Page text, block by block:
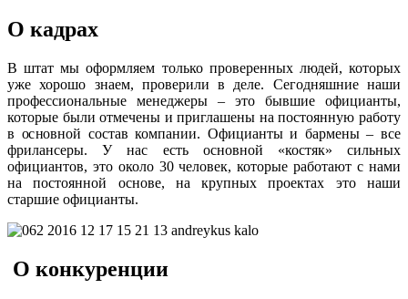
О кадрах
В штат мы оформляем только проверенных людей, которых
уже хорошо знаем, проверили в деле. Сегодняшние наши
профессиональные менеджеры – это бывшие официанты,
которые были отмечены и приглашены на постоянную работу
в основной состав компании. Официанты и бармены – все
фрилансеры. У нас есть основной «костяк» сильных
официантов, это около 30 человек, которые работают с нами
на постоянной основе, на крупных проектах это наши
старшие официанты.
О конкуренции